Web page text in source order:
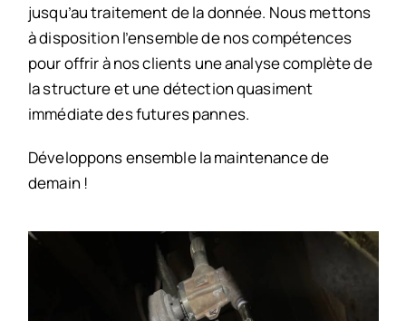
jusqu’au traitement de la donnée. Nous mettons
à disposition l’ensemble de nos compétences
pour offrir à nos clients une analyse complète de
la structure et une détection quasiment
immédiate des futures pannes.
Développons ensemble la maintenance de
demain !